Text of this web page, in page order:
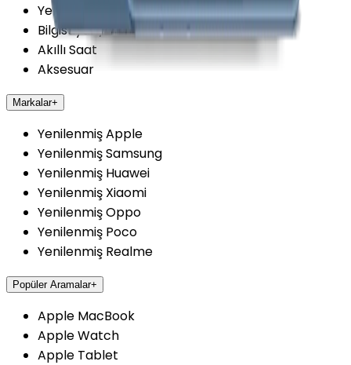
Yenilenmiş Cep Telefonu
Bilgisayar / Tablet
Akıllı Saat
Aksesuar
Markalar+
Yenilenmiş Apple
Yenilenmiş Samsung
Yenilenmiş Huawei
Yenilenmiş Xiaomi
Yenilenmiş Oppo
Yenilenmiş Poco
Yenilenmiş Realme
Popüler Aramalar+
Apple MacBook
Apple Watch
Apple Tablet